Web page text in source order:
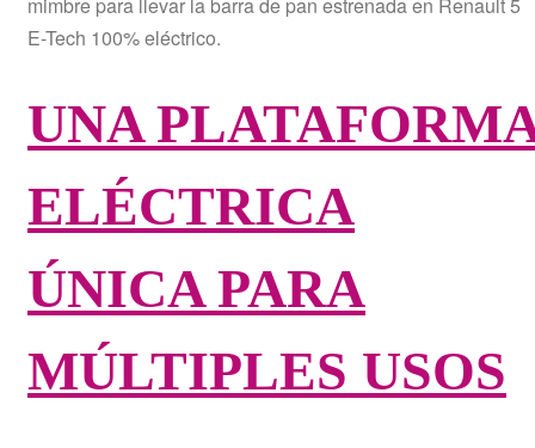
E-Tech 100% eléctrico.
UNA
ELÉCTRICA
ÚNICA PARA
MÚLTIPLES USOS